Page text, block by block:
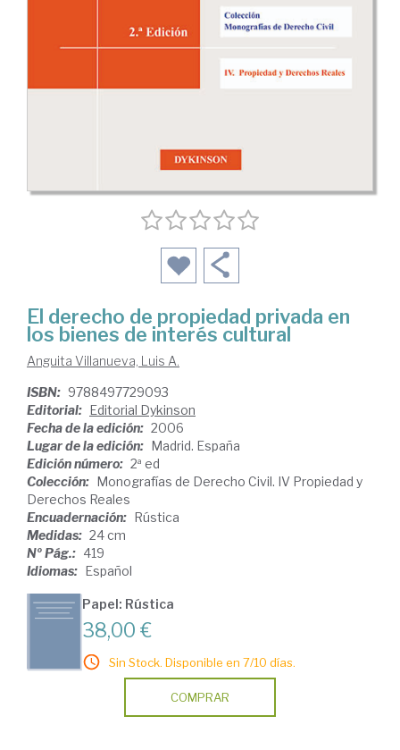
El derecho de propiedad privada en
los bienes de interés cultural
Anguita Villanueva, Luis A.
ISBN: 9788497729093
Editorial: Editorial Dykinson
Fecha de la edición: 2006
Lugar de la edición: Madrid. España
Edición número: 2ª ed
Colección: Monografías de Derecho Civil. IV Propiedad y
Derechos Reales
Encuadernación: Rústica
Medidas: 24 cm
Nº Pág.: 419
Idiomas: Español
Papel: Rústica
38,00 €
Sin Stock. Disponible en 7/10 días.
COMPRAR